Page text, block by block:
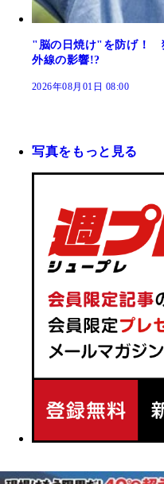
"脳の日焼け"を防げ！
外線の影響!?
2026年08月01日 08:00
写真をもっと見る